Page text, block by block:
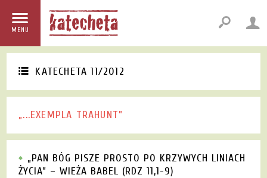
MENU
KATECHETA 11/2012
„...EXEMPLA TRAHUNT”
„PAN BÓG PISZE PROSTO PO KRZYWYCH LINIACH
ŻYCIA” – WIEŻA BABEL (RDZ 11,1-9)